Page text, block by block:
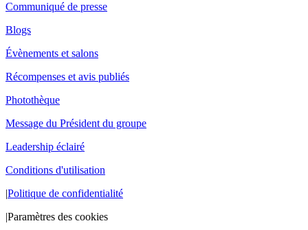
Communiqué de presse
Blogs
Évènements et salons
Récompenses et avis publiés
Photothèque
Message du Président du groupe
Leadership éclairé
Conditions d'utilisation
|Politique de confidentialité
|Paramètres des cookies